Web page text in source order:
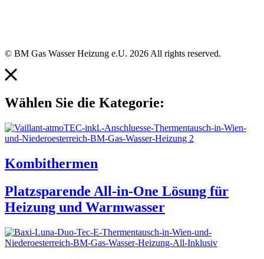
© BM Gas Wasser Heizung e.U. 2026 All rights reserved.
Wählen Sie die Kategorie:
Kombithermen
Platzsparende All-in-One Lösung für
Heizung und Warmwasser